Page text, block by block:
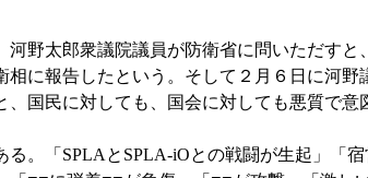
野太郎衆議院議員が防衛省に問いただすと
に報告したという。そして２月６日に河野
国民に対しても、国会に対しても悪質で意
。「SPLAとSPLA-iOとの戦闘が生起」「宿